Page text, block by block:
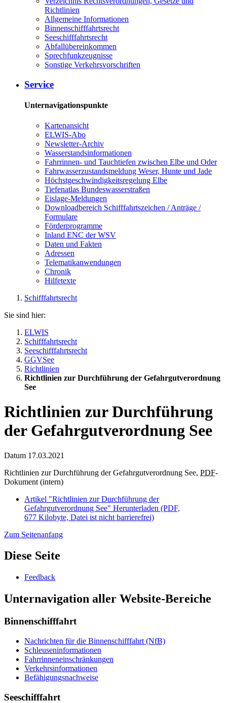
Richtlinien
Allgemeine Informationen
Binnenschifffahrtsrecht
Seeschifffahrtsrecht
Abfallübereinkommen
Sprechfunkzeugnisse
Sonstige Verkehrsvorschriften
Service
Unternavigationspunkte
Kartenansicht
ELWIS-Abo
Newsletter-Archiv
Wasserstandsinformationen
Fahrrinnen- und Tauchtiefen zwischen Elbe und Oder
Fahrwasserzustandsmeldung Weser, Hunte und Jade
Höchstgeschwindigkeitsregelung Elbe
Tiefenatlas Bundeswasserstraßen
Eislage-Meldungen
Downloadbereich Schifffahrtszeichen / Anträge /
Formulare
Förderprogramme
Inland ENC der WSV
Daten und Fakten
Adressen
Telematikanwendungen
Chronik
Hilfetexte
Schifffahrtsrecht
Sie sind hier:
ELWIS
Schifffahrtsrecht
Seeschifffahrtsrecht
GGVSee
Richtlinien
Richtlinien zur Durchführung der Gefahrgutverordnung
See
Richtlinien zur Durchführung
der Gefahrgutverordnung See
Datum 17.03.2021
Richtlinien zur Durchführung der Gefahrgutverordnung See, PDF-
Dokument (intern)
Artikel "Richtlinien zur Durchführung der
Gefahrgutverordnung See" Herunterladen (PDF,
677 Kilobyte, Datei ist nicht barrierefrei)
Zum Seitenanfang
Diese Seite
Feedback
Unternavigation aller Website-Bereiche
Binnenschifffahrt
Nachrichten für die Binnenschifffahrt (NfB)
Schleuseninformationen
Fahrrinneneinschränkungen
Verkehrsinformationen
Befähigungsnachweise
Seeschifffahrt